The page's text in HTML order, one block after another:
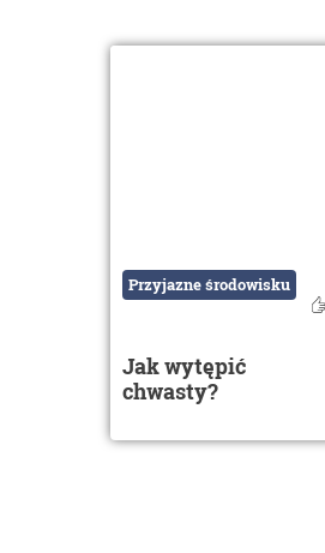
Przyjazne środowisku
Jak wytępić
chwasty?